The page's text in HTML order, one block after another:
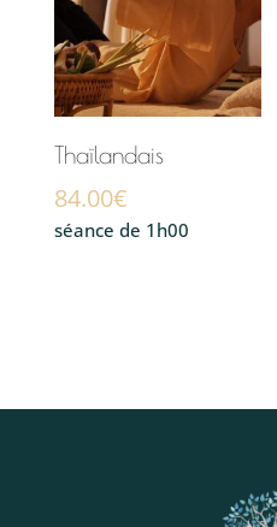
Thaïlandais
84.00€
séance de 1h00